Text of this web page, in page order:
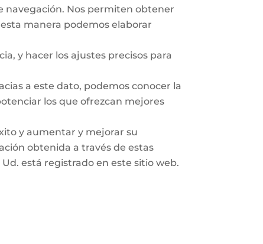
navegación. Nos permiten obtener
manera podemos elaborar
y hacer los ajustes precisos para
a este dato, podemos conocer la
los que ofrezcan mejores
y aumentar y mejorar su
obtenida a través de estas
está registrado en este sitio web.